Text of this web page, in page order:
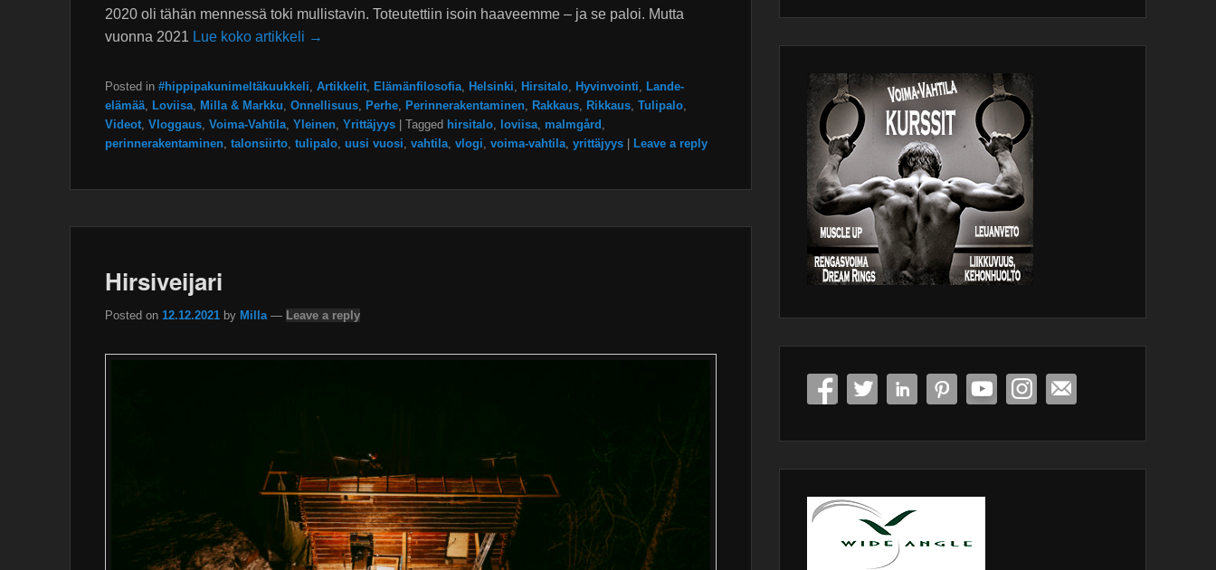
2020 oli tähän mennessä toki mullistavin. Toteutettiin isoin haaveemme – ja se paloi. Mutta
vuonna 2021 Lue koko artikkeli →
Posted in #hippipakunimeltäkuukkeli Artikkelit Elämänfilosofia Helsinki Hirsitalo Hyvinvointi
Lande-
elämää
Loviisa Milla & Markku Onnellisuus Perhe Perinnerakentaminen Rakkaus Rikkaus Tulipalo
Videot Vloggaus Voima-Vahtila Yleinen Yrittäjyys Tagged hirsitalo loviisa malmgård
perinnerakentaminen talonsiirto tulipalo uusi vuosi vahtila vlogi voima-vahtila yrittäjyys Leave a reply
Hirsiveijari
Posted on 12.12.2021 by Milla — Leave a reply